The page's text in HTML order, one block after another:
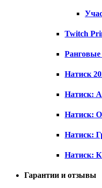
Twitch
Ранговые
Натиск
Натиск:
Натиск:
Натиск:
Натиск:
Гарантии и отзывы